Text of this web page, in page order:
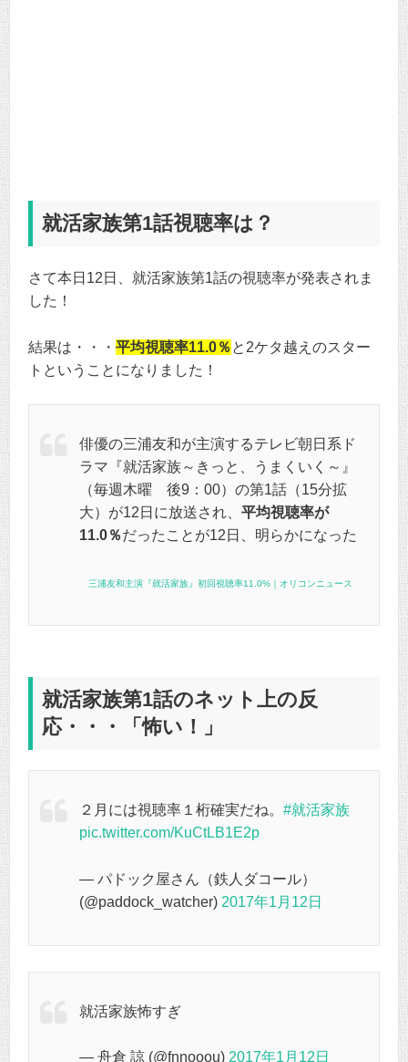
就活家族第1話視聴率は？
さて本日12日、就活家族第1話の視聴率が発表されま
した！
結果は・・・ 平均視聴率11.0％ と2ケタ越えのスター
トということになりました！
俳優の三浦友和が主演するテレビ朝日系ド
ラマ『就活家族～きっと、うまくいく～』
（毎週木曜 後9：00）の第1話（15分拡
大）が12日に放送され、 平均視聴率が
11.0％だったことが12日、明らかになった
三浦友和主演『就活家族』初回視聴率11.0%｜オリコンニュース
就活家族第1話のネット上の反
応・・・「怖い！」
２月には視聴率１桁確実だね。 #就活家族
pic.twitter.com/KuCtLB1E2p
— パドック屋さん（鉄人ダコール）
(@paddock_watcher) 2017年1月12日
就活家族怖すぎ
— 舟倉 諒 (@fnnooou) 2017年1月12日